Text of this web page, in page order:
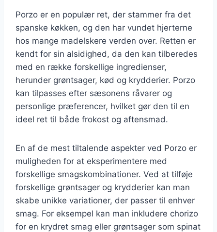
Porzo er en populær ret, der stammer fra det
spanske køkken, og den har vundet hjerterne
hos mange madelskere verden over. Retten er
kendt for sin alsidighed, da den kan tilberedes
med en række forskellige ingredienser,
herunder grøntsager, kød og krydderier. Porzo
kan tilpasses efter sæsonens råvarer og
personlige præferencer, hvilket gør den til en
ideel ret til både frokost og aftensmad.
En af de mest tiltalende aspekter ved Porzo er
muligheden for at eksperimentere med
forskellige smagskombinationer. Ved at tilføje
forskellige grøntsager og krydderier kan man
skabe unikke variationer, der passer til enhver
smag. For eksempel kan man inkludere chorizo
for en krydret smag eller grøntsager som spinat